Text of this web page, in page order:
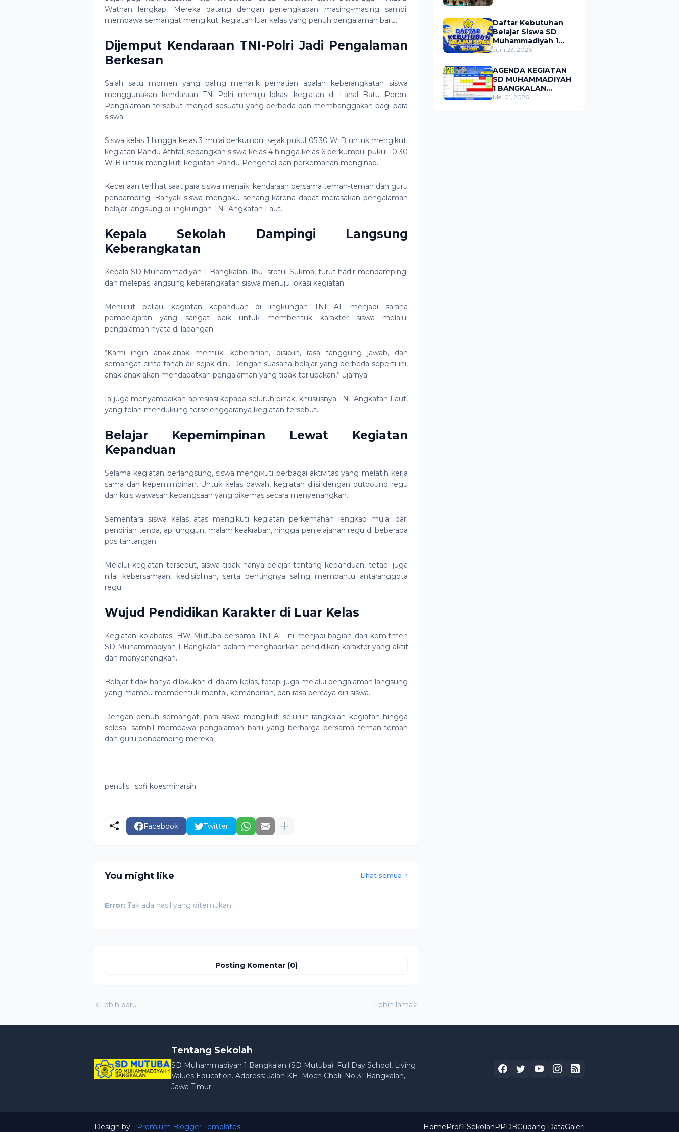
Wathan lengkap. Mereka datang dengan perlengkapan masing-masing sambil
membawa semangat mengikuti kegiatan luar kelas yang penuh pengalaman baru.
Dijemput Kendaraan TNI-Polri Jadi Pengalaman
Berkesan
Salah satu momen yang paling menarik perhatian adalah keberangkatan siswa
menggunakan kendaraan TNI-Polri menuju lokasi kegiatan di Lanal Batu Poron.
Pengalaman tersebut menjadi sesuatu yang berbeda dan membanggakan bagi para
siswa.
Siswa kelas 1 hingga kelas 3 mulai berkumpul sejak pukul 05.30 WIB untuk mengikuti
kegiatan Pandu Athfal, sedangkan siswa kelas 4 hingga kelas 6 berkumpul pukul 10.30
WIB untuk mengikuti kegiatan Pandu Pengenal dan perkemahan menginap.
Keceriaan terlihat saat para siswa menaiki kendaraan bersama teman-teman dan guru
pendamping. Banyak siswa mengaku senang karena dapat merasakan pengalaman
belajar langsung di lingkungan TNI Angkatan Laut.
Kepala Sekolah Dampingi Langsung
Keberangkatan
Kepala SD Muhammadiyah 1 Bangkalan, Ibu Isrotul Sukma, turut hadir mendampingi
dan melepas langsung keberangkatan siswa menuju lokasi kegiatan.
Menurut beliau, kegiatan kepanduan di lingkungan TNI AL menjadi sarana
pembelajaran yang sangat baik untuk membentuk karakter siswa melalui
pengalaman nyata di lapangan.
“Kami ingin anak-anak memiliki keberanian, disiplin, rasa tanggung jawab, dan
semangat cinta tanah air sejak dini. Dengan suasana belajar yang berbeda seperti ini,
anak-anak akan mendapatkan pengalaman yang tidak terlupakan,” ujarnya.
Ia juga menyampaikan apresiasi kepada seluruh pihak, khususnya TNI Angkatan Laut,
yang telah mendukung terselenggaranya kegiatan tersebut.
Belajar Kepemimpinan Lewat Kegiatan
Kepanduan
Selama kegiatan berlangsung, siswa mengikuti berbagai aktivitas yang melatih kerja
sama dan kepemimpinan. Untuk kelas bawah, kegiatan diisi dengan outbound regu
dan kuis wawasan kebangsaan yang dikemas secara menyenangkan.
Sementara siswa kelas atas mengikuti kegiatan perkemahan lengkap mulai dari
pendirian tenda, api unggun, malam keakraban, hingga penjelajahan regu di beberapa
pos tantangan.
Melalui kegiatan tersebut, siswa tidak hanya belajar tentang kepanduan, tetapi juga
nilai kebersamaan, kedisiplinan, serta pentingnya saling membantu antaranggota
regu.
Wujud Pendidikan Karakter di Luar Kelas
Kegiatan kolaborasi HW Mutuba bersama TNI AL ini menjadi bagian dari komitmen
SD Muhammadiyah 1 Bangkalan dalam menghadirkan pendidikan karakter yang aktif
dan menyenangkan.
Belajar tidak hanya dilakukan di dalam kelas, tetapi juga melalui pengalaman langsung
yang mampu membentuk mental, kemandirian, dan rasa percaya diri siswa.
Dengan penuh semangat, para siswa mengikuti seluruh rangkaian kegiatan hingga
selesai sambil membawa pengalaman baru yang berharga bersama teman-teman
dan guru pendamping mereka.
penulis : sofi koesminarsih
Facebook Twitter
You might like Lihat semua
Error: Tak ada hasil yang ditemukan
Posting Komentar (0)
Lebih baru Lebih lama
Daftar Kebutuhan
Belajar Siswa SD
Muhammadiyah 1
Bangkalan Tahun
Juni 23, 2026
AGENDA KEGIATAN
SD MUHAMMADIYAH
1 BANGKALAN
BULAN MEI 2026
Mei 01, 2026
Tentang Sekolah
SD Muhammadiyah 1 Bangkalan (SD Mutuba). Full Day School, Living
Values Education. Address: Jalan KH. Moch Cholil No 31 Bangkalan,
Jawa Timur.
Design by - Premium Blogger Templates HomeProfil SekolahPPDBGudang DataGaleri